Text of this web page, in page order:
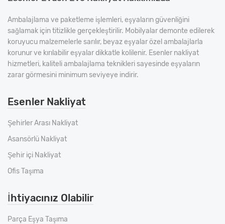
Ambalajlama ve paketleme işlemleri, eşyaların güvenliğini
sağlamak için titizlikle gerçekleştirilir. Mobilyalar demonte edilerek
koruyucu malzemelerle sarılır, beyaz eşyalar özel ambalajlarla
korunur ve kırılabilir eşyalar dikkatle kolilenir. Esenler nakliyat
hizmetleri, kaliteli ambalajlama teknikleri sayesinde eşyaların
zarar görmesini minimum seviyeye indirir.
Esenler Nakliyat
Şehirler Arası Nakliyat
Asansörlü Nakliyat
Şehir içi Nakliyat
Ofis Taşıma
İhtiyacınız Olabilir
Parça Eşya Taşıma